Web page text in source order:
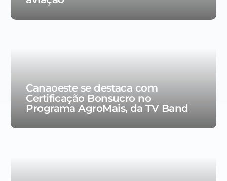
Canaoeste se destaca com
Certificação Bonsucro no
Programa AgroMais, da TV Band